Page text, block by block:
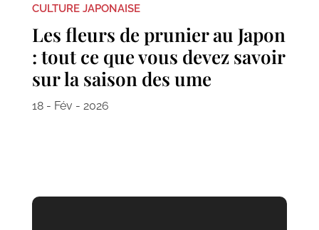
CULTURE JAPONAISE
Les fleurs de prunier au Japon
: tout ce que vous devez savoir
sur la saison des ume
18 - Fév - 2026